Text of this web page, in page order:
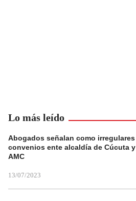
Lo más leído
Abogados señalan como irregulares
convenios ente alcaldía de Cúcuta y
AMC
13/07/2023